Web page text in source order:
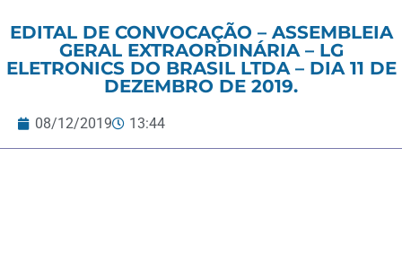
EDITAL DE CONVOCAÇÃO – ASSEMBLEIA
GERAL EXTRAORDINÁRIA – LG
ELETRONICS DO BRASIL LTDA – DIA 11 DE
DEZEMBRO DE 2019.
08/12/2019 13:44